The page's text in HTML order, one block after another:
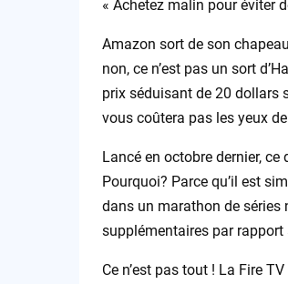
« Achetez malin pour éviter
Amazon sort de son
non, ce n’est pas un sort
prix séduisant de 20 dollars
vous coûtera pas les yeux
Lancé en octobre dernier,
Pourquoi? Parce qu’il est
dans un marathon de séries
supplémentaires par rapport
Ce n’est pas tout ! La Fire